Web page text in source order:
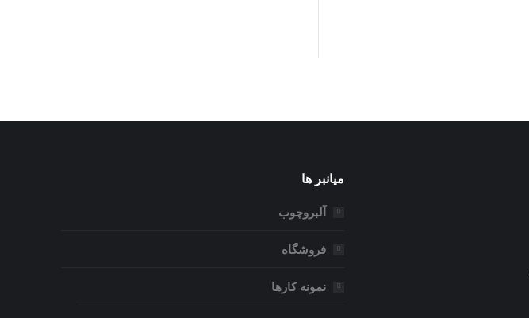
میانبر ها
آلبروچوب
فروشگاه
نمونه کارها